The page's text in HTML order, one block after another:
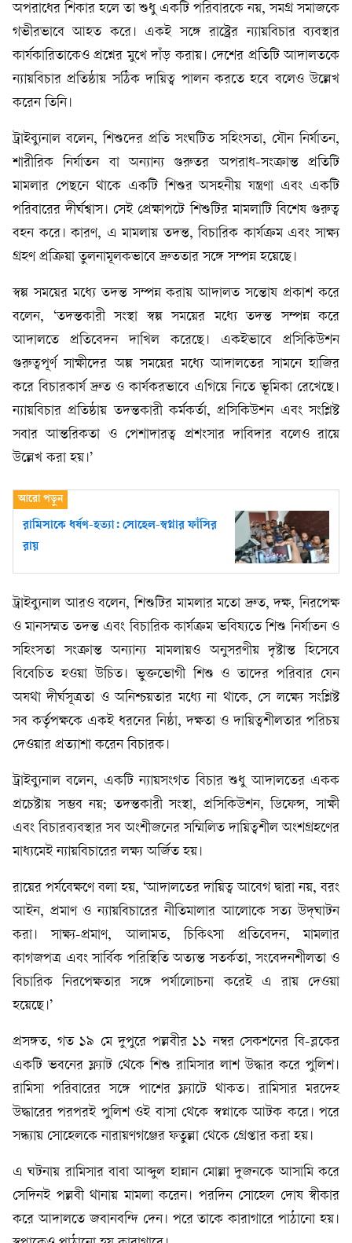
অপরাধের শিকার হলে তা শুধু একটি পরিবারকে নয়, সমগ্র সমাজকে
গভীরভাবে আহত করে। একই সঙ্গে রাষ্ট্রের ন্যায়বিচার ব্যবস্থার
কার্যকারিতাকেও প্রশ্নের মুখে দাঁড় করায়। দেশের প্রতিটি আদালতকে
ন্যায়বিচার প্রতিষ্ঠায় সঠিক দায়িত্ব পালন করতে হবে বলেও উল্লেখ
করেন তিনি।
ট্রাইব্যুনাল বলেন, শিশুদের প্রতি সংঘটিত সহিংসতা, যৌন নির্যাতন,
শারীরিক নির্যাতন বা অন্যান্য গুরুতর অপরাধ-সংক্রান্ত প্রতিটি
মামলার পেছনে থাকে একটি শিশুর অসহনীয় যন্ত্রণা এবং একটি
পরিবারের দীর্ঘশ্বাস। সেই প্রেক্ষাপটে শিশুটির মামলাটি বিশেষ গুরুত্ব
বহন করে। কারণ, এ মামলায় তদন্ত, বিচারিক কার্যক্রম এবং সাক্ষ্য
গ্রহণ প্রক্রিয়া তুলনামূলকভাবে দ্রুততার সঙ্গে সম্পন্ন হয়েছে।
স্বল্প সময়ের মধ্যে তদন্ত সম্পন্ন করায় আদালত সন্তোষ প্রকাশ করে
বলেন, ‘তদন্তকারী সংস্থা স্বল্প সময়ের মধ্যে তদন্ত সম্পন্ন করে
আদালতে প্রতিবেদন দাখিল করেছে। একইভাবে প্রসিকিউশন
গুরুত্বপূর্ণ সাক্ষীদের অল্প সময়ের মধ্যে আদালতের সামনে হাজির
করে বিচারকার্য দ্রুত ও কার্যকরভাবে এগিয়ে নিতে ভূমিকা রেখেছে।
ন্যায়বিচার প্রতিষ্ঠায় তদন্তকারী কর্মকর্তা, প্রসিকিউশন এবং সংশ্লিষ্ট
সবার আন্তরিকতা ও পেশাদারত্ব প্রশংসার দাবিদার বলেও রায়ে
উল্লেখ করা হয়।’
রামিসাকে ধর্ষণ-হত্যা: সোহেল-স্বপ্নার ফাঁসির
রায়
ট্রাইব্যুনাল আরও বলেন, শিশুটির মামলার মতো দ্রুত, দক্ষ, নিরপেক্ষ
ও মানসম্মত তদন্ত এবং বিচারিক কার্যক্রম ভবিষ্যতে শিশু নির্যাতন ও
সহিংসতা সংক্রান্ত অন্যান্য মামলায়ও অনুসরণীয় দৃষ্টান্ত হিসেবে
বিবেচিত হওয়া উচিত। ভুক্তভোগী শিশু ও তাদের পরিবার যেন
অযথা দীর্ঘসূত্রতা ও অনিশ্চয়তার মধ্যে না থাকে, সে লক্ষ্যে সংশ্লিষ্ট
সব কর্তৃপক্ষকে একই ধরনের নিষ্ঠা, দক্ষতা ও দায়িত্বশীলতার পরিচয়
দেওয়ার প্রত্যাশা করেন বিচারক।
ট্রাইব্যুনাল বলেন, একটি ন্যায়সংগত বিচার শুধু আদালতের একক
প্রচেষ্টায় সম্ভব নয়; তদন্তকারী সংস্থা, প্রসিকিউশন, ডিফেন্স, সাক্ষী
এবং বিচারব্যবস্থার সব অংশীজনের সম্মিলিত দায়িত্বশীল অংশগ্রহণের
মাধ্যমেই ন্যায়বিচারের লক্ষ্য অর্জিত হয়।
রায়ের পর্যবেক্ষণে বলা হয়, ‘আদালতের দায়িত্ব আবেগ দ্বারা নয়, বরং
আইন, প্রমাণ ও ন্যায়বিচারের নীতিমালার আলোকে সত্য উদ্‌ঘাটন
করা। সাক্ষ্য-প্রমাণ, আলামত, চিকিৎসা প্রতিবেদন, মামলার
কাগজপত্র এবং সার্বিক পরিস্থিতি অত্যন্ত সতর্কতা, সংবেদনশীলতা ও
বিচারিক নিরপেক্ষতার সঙ্গে পর্যালোচনা করেই এ রায় দেওয়া
হয়েছে।’
প্রসঙ্গত, গত ১৯ মে দুপুরে পল্লবীর ১১ নম্বর সেকশনের বি-ব্লকের
একটি ভবনের ফ্ল্যাট থেকে শিশু রামিসার লাশ উদ্ধার করে পুলিশ।
রামিসা পরিবারের সঙ্গে পাশের ফ্ল্যাটে থাকত। রামিসার মরদেহ
উদ্ধারের পরপরই পুলিশ ওই বাসা থেকে স্বপ্নাকে আটক করে। পরে
সন্ধ্যায় সোহেলকে নারায়ণগঞ্জের ফতুল্লা থেকে গ্রেপ্তার করা হয়।
এ ঘটনায় রামিসার বাবা আব্দুল হান্নান মোল্লা দুজনকে আসামি করে
সেদিনই পল্লবী থানায় মামলা করেন। পরদিন সোহেল দোষ স্বীকার
করে আদালতে জবানবন্দি দেন। পরে তাকে কারাগারে পাঠানো হয়।